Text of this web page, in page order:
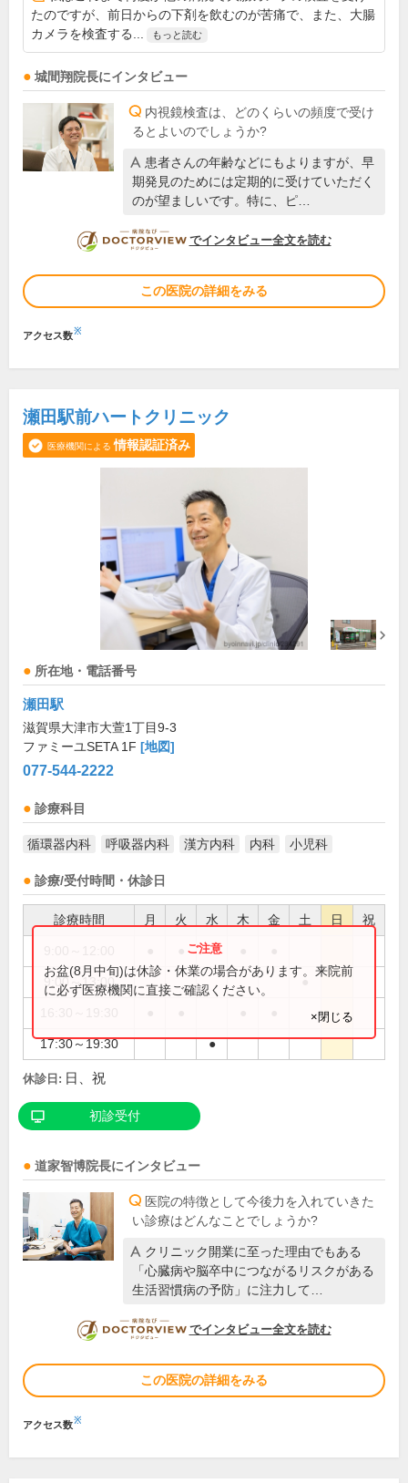
たのですが、前日からの下剤を飲むのが苦痛で、また、大腸
カメラを検査する...
もっと読む
城間翔 院長にインタビュー
内視鏡検査は、どのくらいの頻度で受け
るとよいのでしょうか?
患者さんの年齢などにもよりますが、早
期発見のためには定期的に受けていただく
のが望ましいです。特に、ピ…
DOCTORVIEW
でインタビュー全文を読む
この医院の詳細をみる
アクセス数※
瀬田駅前ハートクリニック
医療機関による 情報認証済み
所在地・電話番号
瀬田駅
滋賀県大津市大萱1丁目9-3
ファミーユSETA 1F [地図]
077-544-2222
診療科目
循環器内科 呼吸器内科 漢方内科 内科 小児科
診療/受付時間・休診日
診療時間 月 火 水 木 金 土 日 祝
9:00～13:00 ●
17:30～19:30 ●
お盆(8月中旬)は休診・休業の場合があります。来院前
に必ず医療機関に直接ご確認ください。
×閉じる
休診日: 日、祝
初診受付
道家智博院長にインタビュー
医院の特徴として今後力を入れていきた
い診療はどんなことでしょうか?
クリニック開業に至った理由でもある
「心臓病や脳卒中につながるリスクがある
生活習慣病の予防」に注力して…
DOCTORVIEW
でインタビュー全文を読む
この医院の詳細をみる
アクセス数※